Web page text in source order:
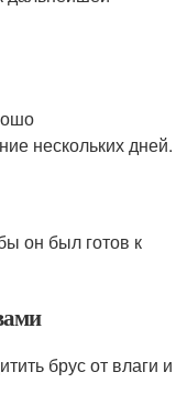
нескольких дней.
он был готов к
брус от влаги и